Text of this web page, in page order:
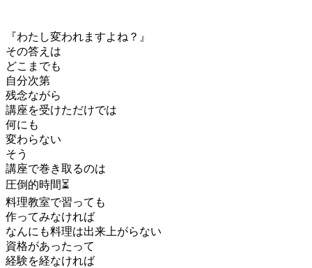
『わたし変われますよね？』
その答えは
どこまでも
自分次第
残念ながら
講座を受けただけでは
何にも
変わらない
そう
講座で巻き取るのは
圧倒的時間⏳
料理教室で習っても
作ってみなければ
なんにも料理は出来上がらない
資格があったって
経験を経なければ